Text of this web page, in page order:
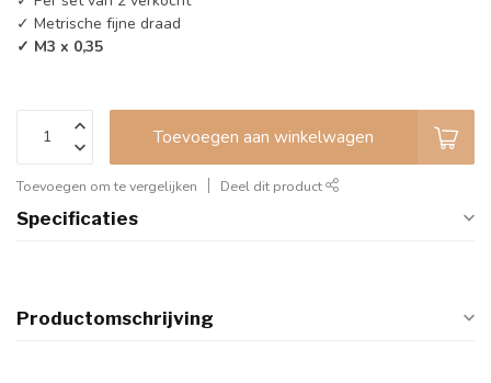
✓ Metrische fijne draad
✓ M3 x 0,35
Toevoegen aan winkelwagen
Toevoegen om te vergelijken Deel dit product
Specificaties
Productomschrijving